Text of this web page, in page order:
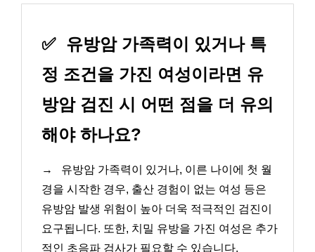
✅ 유방암 가족력이 있거나 특
정 조건을 가진 여성이라면 유
방암 검진 시 어떤 점을 더 유의
해야 하나요?
→
유방암 가족력이 있거나, 이른 나이에 첫 월
경을 시작한 경우, 출산 경험이 없는 여성 등은
유방암 발생 위험이 높아 더욱 적극적인 검진이
요구됩니다. 또한, 치밀 유방을 가진 여성은 추가
적인 초음파 검사가 필요할 수 있습니다.